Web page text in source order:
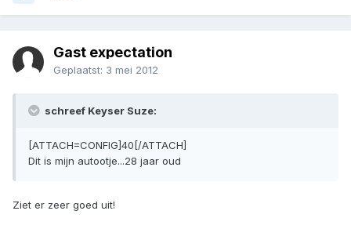
Gast expectation
Geplaatst: 3 mei 2012
schreef Keyser Suze:
[ATTACH=CONFIG]40[/ATTACH]
Dit is mijn autootje...28 jaar oud
Ziet er zeer goed uit!